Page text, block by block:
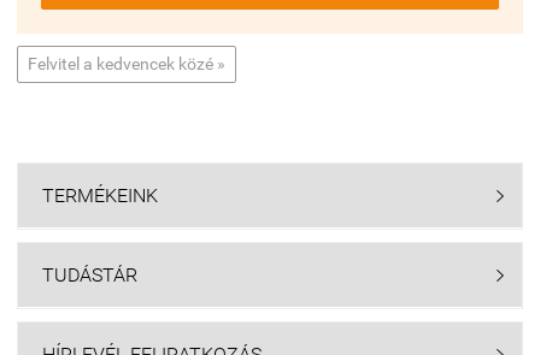
Felvitel a kedvencek közé »
TERMÉKEINK 
TUDÁSTÁR 